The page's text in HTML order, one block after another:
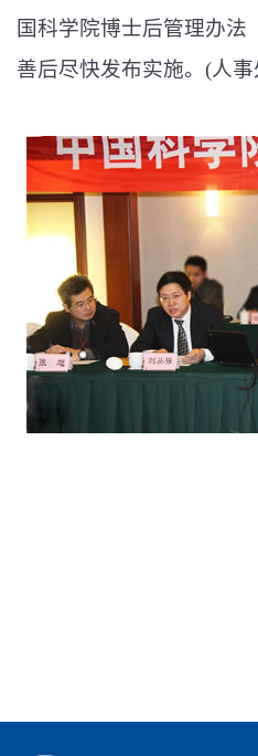
国科学院博士后管理办法
善后尽快发布实施。(人事